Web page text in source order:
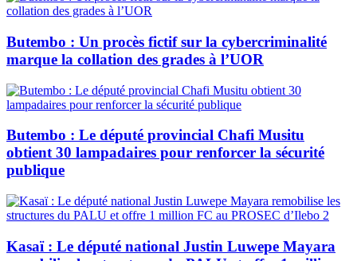
Butembo : Un procès fictif sur la cybercriminalité
marque la collation des grades à l’UOR
Butembo : Le député provincial Chafi Musitu
obtient 30 lampadaires pour renforcer la sécurité
publique
Kasaï : Le député national Justin Luwepe Mayara